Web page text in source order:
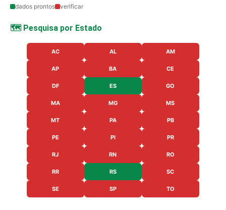
dados prontos verificar
🗺️ Pesquisa por Estado
AC AL AM
AP BA CE
DF ES GO
MA MG MS
MT PA PB
PE PI PR
RJ RN RO
RR RS SC
SE SP TO